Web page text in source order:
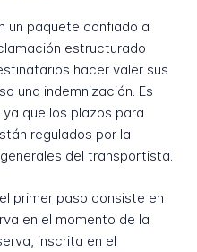
un paquete confiado a
estructurado
hacer valer sus
una indemnización. Es
que los plazos para
regulados por la
del transportista.
primer paso consiste en
en el momento de la
inscrita en el